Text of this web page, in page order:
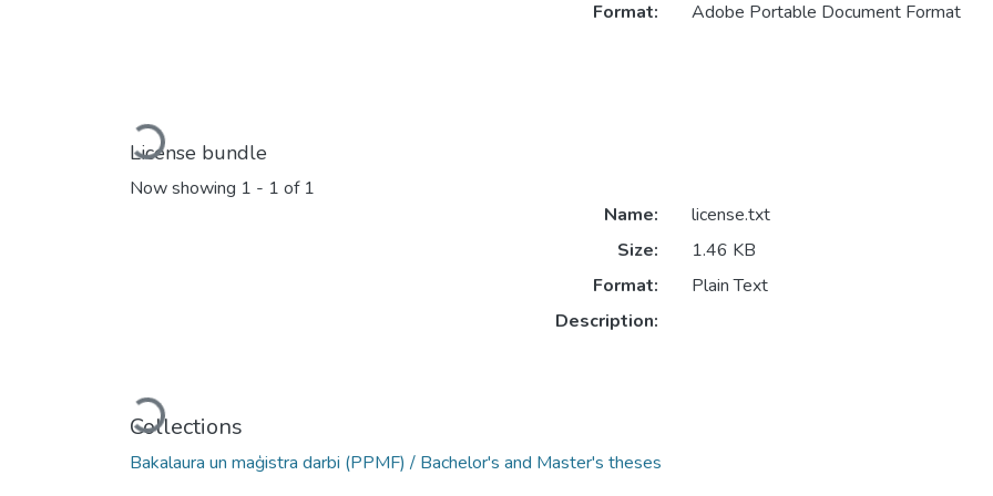
Loading...
Format:
Adobe Portable Document Format
License bundle
Now showing 1 - 1 of 1
Loading...
Name:
license.txt
Size:
1.46 KB
Format:
Plain Text
Description:
Collections
Bakalaura un maģistra darbi (PPMF) / Bachelor's and Master's theses